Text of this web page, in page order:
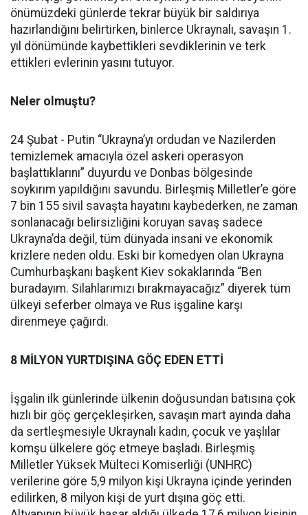
önümüzdeki günlerde tekrar büyük bir saldırıya
hazırlandığını belirtirken, binlerce Ukraynalı, savaşın 1.
yıl dönümünde kaybettikleri sevdiklerinin ve terk
ettikleri evlerinin yasını tutuyor.
Neler olmuştu?
24 Şubat - Putin “Ukrayna’yı ordudan ve Nazilerden
temizlemek amacıyla özel askeri operasyon
başlattıklarını” duyurdu ve Donbas bölgesinde
soykırım yapıldığını savundu. Birleşmiş Milletler’e göre
7 bin 155 sivil savaşta hayatını kaybederken, ne zaman
sonlanacağı belirsizliğini koruyan savaş sadece
Ukrayna’da değil, tüm dünyada insani ve ekonomik
krizlere neden oldu. Eski bir komedyen olan Ukrayna
Cumhurbaşkanı başkent Kiev sokaklarında “Ben
buradayım. Silahlarımızı bırakmayacağız” diyerek tüm
ülkeyi seferber olmaya ve Rus işgaline karşı
direnmeye çağırdı.
8 MİLYON YURTDIŞINA GÖÇ EDEN ETTİ
İşgalin ilk günlerinde ülkenin doğusundan batısına çok
hızlı bir göç gerçekleşirken, savaşın mart ayında daha
da sertleşmesiyle Ukraynalı kadın, çocuk ve yaşlılar
komşu ülkelere göç etmeye başladı. Birleşmiş
Milletler Yüksek Mülteci Komiserliği (UNHRC)
verilerine göre 5,9 milyon kişi Ukrayna içinde yerinden
edilirken, 8 milyon kişi de yurt dışına göç etti.